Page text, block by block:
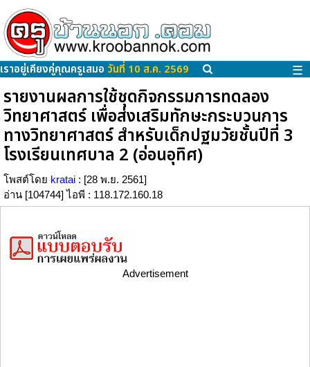
เราอยู่เคียงคู่คุณครูเสมอ วันที่ 10 ส.ค. 2569 ☰
รายงานผลการใช้ชุดกิจกรรมการทดลอง
วิทยาศาสตร์ เพื่อส่งเสริมทักษะกระบวนการ
ทางวิทยาศาสตร์ สำหรับเด็กปฐมวัยชั้นปีที่ 3
โรงเรียนเทศบาล 2 (อ่อนอุทิศ)
โพสต์โดย kratai : [28 พ.ย. 2561]
อ่าน [104744] ไอพี : 118.172.160.18
Advertisement